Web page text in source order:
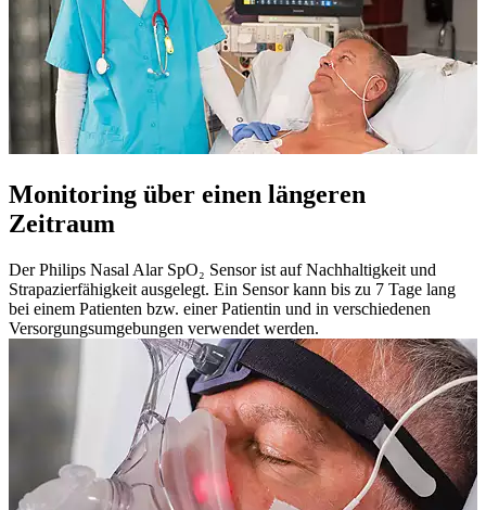
Monitoring über einen längeren
Zeitraum
Der Philips Nasal Alar SpO₂ Sensor ist auf Nachhaltigkeit und
Strapazierfähigkeit ausgelegt. Ein Sensor kann bis zu 7 Tage lang
bei einem Patienten bzw. einer Patientin und in verschiedenen
Versorgungsumgebungen verwendet werden.